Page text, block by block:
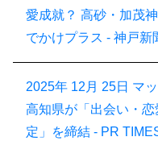
愛成就？ 高砂・加茂
でかけプラス - 神戸新
2025年 12月 25日 マ
高知県が「出会い・
定」を締結 - PR